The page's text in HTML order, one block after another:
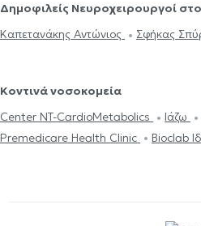
Δημοφιλείς Νευροχειρουργοί
Καπετανάκης Αντώνιος
Σφήκας
Κοντινά νοσοκομεία
Center NT-CardioMetabolics
Ιάζω
Premedicare Health Clinic
Bioclab